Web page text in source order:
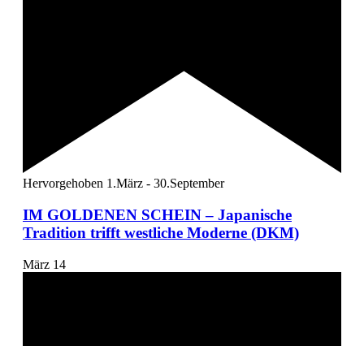
Hervorgehoben 1.März - 30.September
IM GOLDENEN SCHEIN – Japanische
Tradition trifft westliche Moderne (DKM)
März 14